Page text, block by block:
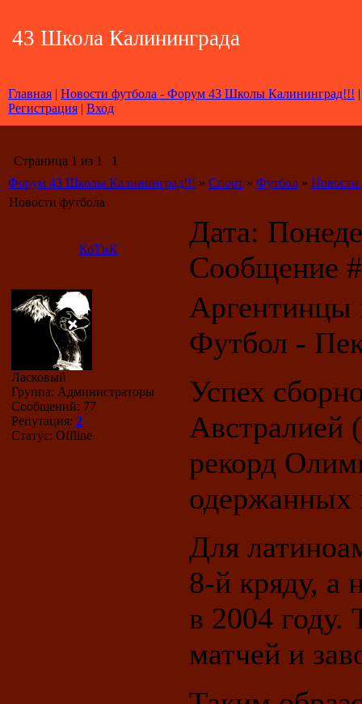
43 Школа Калининграда
Главная | Новости футбола - Форум 43 Школы Калининград!!! |
Регистрация | Вход
Страница 1 из 1
1
Форум 43 Школы Калининград!!! » Спорт » Футбол » Новости
Новости футбола
КоТиК
Дата:
Сообщение
Ласковый
Группа: Администраторы
Сообщений: 77
Репутация: 2
Статус: Offline
Аргентинцы
Футбол -
Успех
Австралией
рекорд
одержанных
Для
8-й кряду, а
в 2004 году.
матчей и